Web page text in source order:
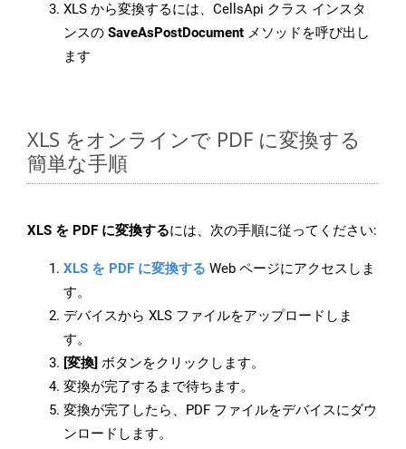
XLS から変換するには、CellsApi クラス インスタ
ンスの SaveAsPostDocument メソッドを呼び出し
ます
XLS をオンラインで PDF に変換する
簡単な手順
XLS を PDF に変換するには、次の手順に従ってください:
XLS を PDF に変換する Web ページにアクセスしま
す。
デバイスから XLS ファイルをアップロードしま
す。
[変換] ボタンをクリックします。
変換が完了するまで待ちます。
変換が完了したら、PDF ファイルをデバイスにダウ
ンロードします。